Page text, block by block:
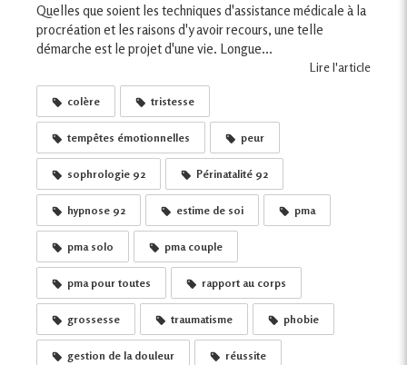
Quelles que soient les techniques d'assistance médicale à la
procréation et les raisons d'y avoir recours, une telle
démarche est le projet d'une vie. Longue...
Lire l'article
colère tristesse
tempêtes émotionnelles peur
sophrologie 92 Périnatalité 92
hypnose 92 estime de soi pma
pma solo pma couple
pma pour toutes rapport au corps
grossesse traumatisme phobie
gestion de la douleur réussite